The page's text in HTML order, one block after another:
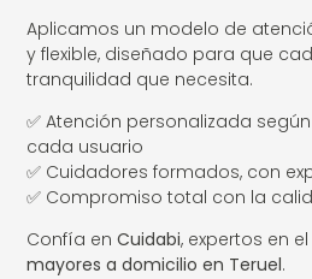
Aplicamos un modelo de
y flexible, diseñado para que
tranquilidad que necesita.
✅ Atención personalizada
cada usuario
✅ Cuidadores formados, con
✅ Compromiso total con la
Confía enCuidabi, expertos en
mayores a domicilio en Teruel.